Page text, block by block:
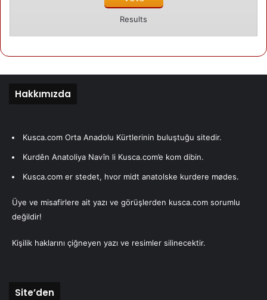
Results
Hakkımızda
Kusca.com Orta Anadolu Kürtlerinin buluştuğu sitedir.
Kurdên Anatoliya Navîn li Kusca.com’e kom dibin.
Kusca.com er stedet, hvor midt anatolske kurdere mødes.
Üye ve misafirlere ait yazı ve görüşlerden kusca.com sorumlu
değildir!
Kişilik haklarını çiğneyen yazı ve resimler silinecektir.
Site’den